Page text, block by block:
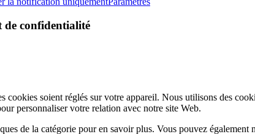
de confidentialité
cookies soient réglés sur votre appareil. Nous utilisons des
personnaliser votre relation avec notre site Web.
de la catégorie pour en savoir plus. Vous pouvez